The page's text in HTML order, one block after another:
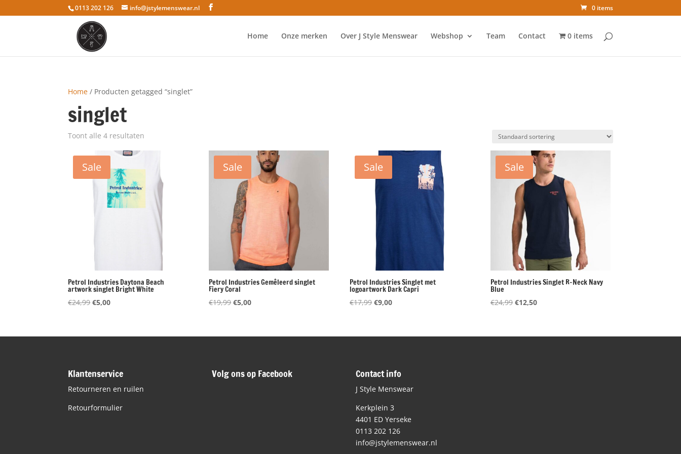
0113 202 126 info@jstylemenswear.nl 0 items
Home Onze merken Over J Style Menswear Webshop Team Contact 0 items
Home / Producten getagged “singlet”
singlet
Toont alle 4 resultaten
Sale
Petrol Industries Daytona Beach
artwork singlet Bright White
€24,99Oorspronkelijke
€24,99.
€5,00Huidige
€5,00.
Sale
Petrol Industries Gemêleerd singlet
Fiery Coral
€19,99Oorspronkelijke
€19,99.
€5,00Huidige
€5,00.
Sale
Petrol Industries Singlet met
logoartwork Dark Capri
€17,99Oorspronkelijke
€17,99.
€9,00Huidige
€9,00.
Sale
Petrol Industries Singlet R-Neck Navy
Blue
€24,99 Oorspronkelijke
€24,99.
€12,50Huidige
€12,50.
Klantenservice
Retourneren en ruilen
Retourformulier
Volg ons op Facebook Contact info
J Style Menswear
Kerkplein 3
4401 ED Yerseke
0113 202 126
info@jstylemenswear.nl